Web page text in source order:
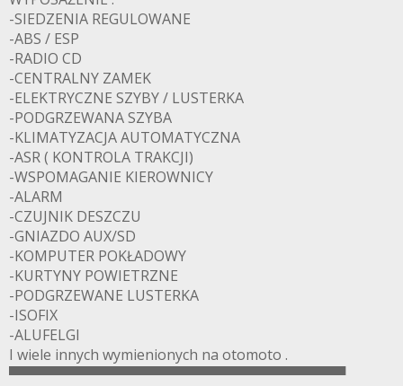
-SIEDZENIA REGULOWANE
-ABS / ESP
-RADIO CD
-CENTRALNY ZAMEK
-ELEKTRYCZNE SZYBY / LUSTERKA
-PODGRZEWANA SZYBA
-KLIMATYZACJA AUTOMATYCZNA
-ASR ( KONTROLA TRAKCJI)
-WSPOMAGANIE KIEROWNICY
-ALARM
-CZUJNIK DESZCZU
-GNIAZDO AUX/SD
-KOMPUTER POKŁADOWY
-KURTYNY POWIETRZNE
-PODGRZEWANE LUSTERKA
-ISOFIX
-ALUFELGI
I wiele innych wymienionych na otomoto .
▀▀▀▀▀▀▀▀▀▀▀▀▀▀▀▀▀▀▀▀▀▀▀▀▀▀▀▀▀▀▀▀▀▀